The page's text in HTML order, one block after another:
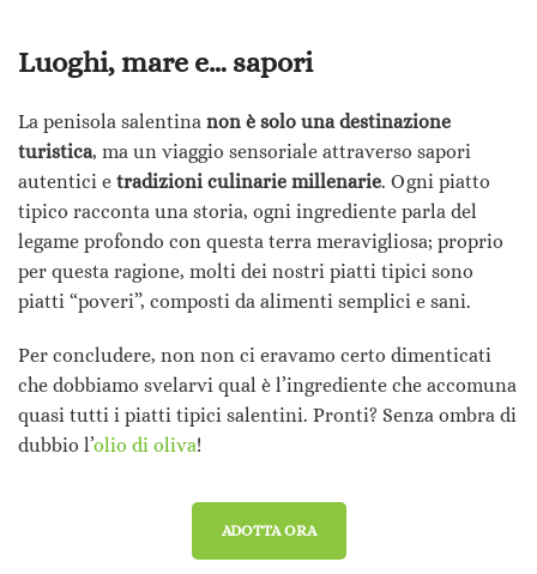
Luoghi, mare e… sapori
La penisola salentina non è solo una destinazione
turistica, ma un viaggio sensoriale attraverso sapori
autentici e tradizioni culinarie millenarie. Ogni piatto
tipico racconta una storia, ogni ingrediente parla del
legame profondo con questa terra meravigliosa; proprio
per questa ragione, molti dei nostri piatti tipici sono
piatti “poveri”, composti da alimenti semplici e sani.
Per concludere, non non ci eravamo certo dimenticati
che dobbiamo svelarvi qual è l’ingrediente che accomuna
quasi tutti i piatti tipici salentini. Pronti? Senza ombra di
dubbio l’olio di oliva!
ADOTTA ORA